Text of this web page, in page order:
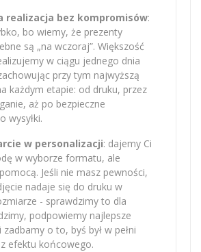
realizacja bez kompromisów:
bo wiemy, że prezenty
są „na wczoraj”. Większość
w ciągu jednego dnia
przy tym najwyższą
każdym etapie: od druku, przez
aż po bezpieczne
wysyłki.
w personalizacji: dajemy Ci
w wyborze formatu, ale
Jeśli nie masz pewności,
nadaje się do druku w
- sprawdzimy to dla
podpowiemy najlepsze
o to, byś był w pełni
efektu końcowego.